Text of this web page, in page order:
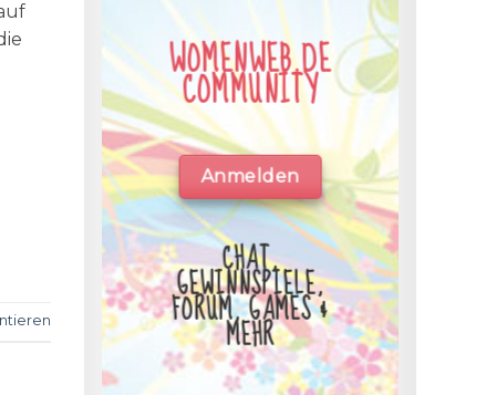
WOMENWEB.DE
COMMUNITY
Anmelden
CHAT,
GEWINNSPIELE,
FORUM, GAMES &
MEHR